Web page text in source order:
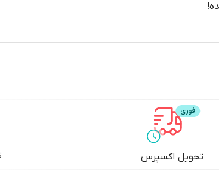
تحویل اکسپرس